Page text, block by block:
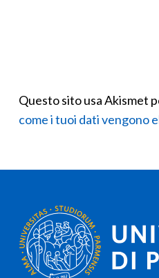
Questo sito usa Akismet
come i tuoi dati vengono